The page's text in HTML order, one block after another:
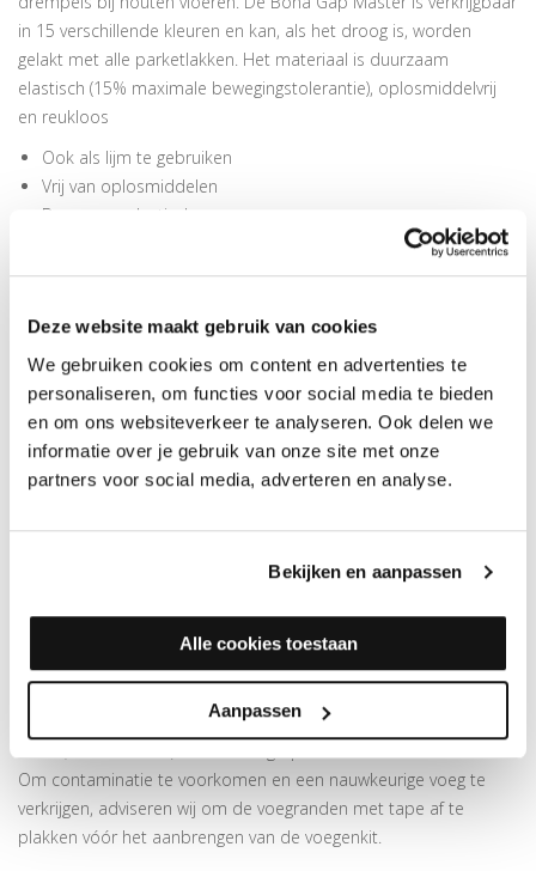
Deze website maakt gebruik van cookies
We gebruiken cookies om content en advertenties te
personaliseren, om functies voor social media te bieden
en om ons websiteverkeer te analyseren. Ook delen we
informatie over je gebruik van onze site met onze
partners voor social media, adverteren en analyse.
Bekijken en aanpassen
Alle cookies toestaan
Aanpassen
in 15 verschillende kleuren en kan, als het droog is, worden
gelakt met alle parketlakken. Het materiaal is duurzaam
elastisch (15% maximale bewegingstolerantie), oplosmiddelvrij
en reukloos
Ook als lijm te gebruiken
Vrij van oplosmiddelen
Duurzaam elastisch
voor parket op basis van polyacrylaat. Het product is snel te
schuren en te lakken met alle parketlakken. Bona Gap Master
Essen is zelfklevend en kan eveneens als lijm worden gebruikt.
Het is vrij van oplosmiddelen, reukloos en geschikt voor alle
soorten parket.
GEBRUIKSAANWIJZING BONA GAP MASTER GRIJS RAL
minste één van de te verlijmen oppervlakken moet absorberend
antischimmelmiddelen of impregneringen. Bij renovatieprojecten
moeten oude kitlagen, verfrestanten en losse materialen volledig
verwijderd worden. De voeg moet altijd worden voorzien van een
geschikte, goed gedimensioneerde scheidingslaag (bijv. PE
Om contaminatie te voorkomen en een nauwkeurige voeg te
verkrijgen, adviseren wij om de voegranden met tape af te
plakken vóór het aanbrengen van de voegenkit.